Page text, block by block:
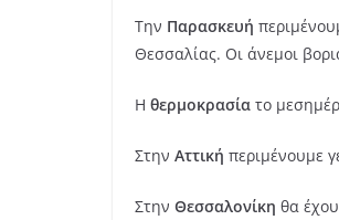
Την Παρασκευή
Θεσσαλίας. Οι άνεμοι
Η θερμοκρασία το
Στην Αττική περιμένουμε
Στην Θεσσαλονίκη θα